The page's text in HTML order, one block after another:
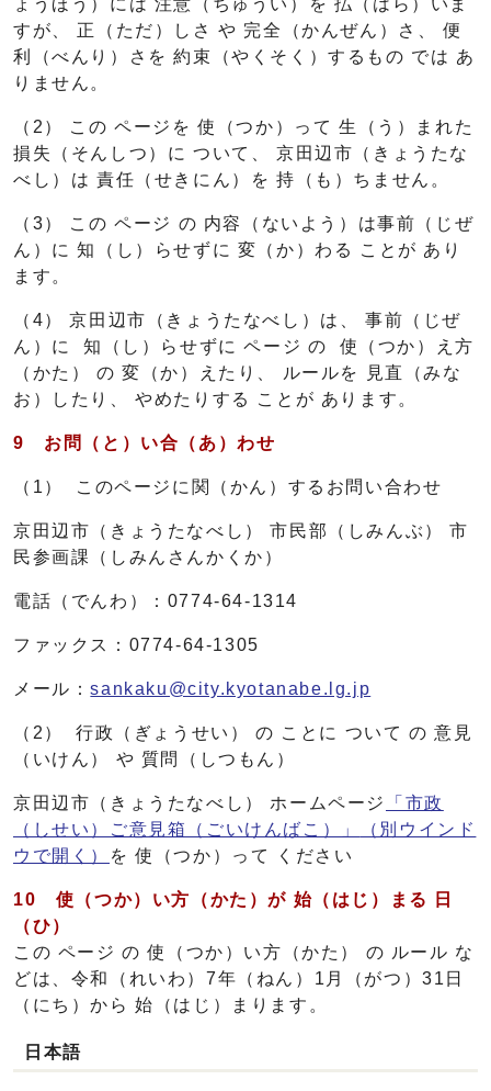
すが、 正（ただ）しさ や 完全（かんぜん）さ、 便
利（べんり）さを 約束（やくそく）するもの では あ
りません。
（2） この ページを 使（つか）って 生（う）まれた
損失（そんしつ）に ついて、 京田辺市（きょうたな
べし）は 責任（せきにん）を 持（も）ちません。
（3） この ページ の 内容（ないよう）は事前（じぜ
ん）に 知（し）らせずに 変（か）わる ことが あり
ます。
（4） 京田辺市（きょうたなべし）は、 事前（じぜ
ん）に 知（し）らせずに ページ の 使（つか）え方
（かた） の 変（か）えたり、 ルールを 見直（みな
お）したり、 やめたりする ことが あります。
9 お 問（と） い合（あ）わせ
（1） このページに関（かん）するお問い合わせ
京田辺市（きょうたなべし） 市民部（しみんぶ） 市
民参画課（しみんさんかくか）
電話（でんわ）：0774-64-1314
ファックス：0774-64-1305
メール：sankaku@city.kyotanabe.lg.jp
（2） 行政（ぎょうせい） の ことに ついて の 意見
（いけん） や 質問（しつもん）
京田辺市（きょうたなべし） ホームページ
「市政
（しせい）ご意見箱（ごいけんばこ）」
（別ウインド
ウで開く）
を 使（つか）って ください
10 使（つか） い方（かた）が 始（はじ）
まる 日
（ひ）
この ページ の 使（つか）い方（かた） の ルール な
どは、令和（れいわ）7年（ねん）1月（がつ）31日
（にち）から 始（はじ）まります。
日本語